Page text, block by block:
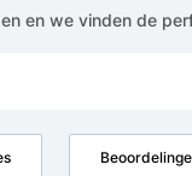
en we vinden de